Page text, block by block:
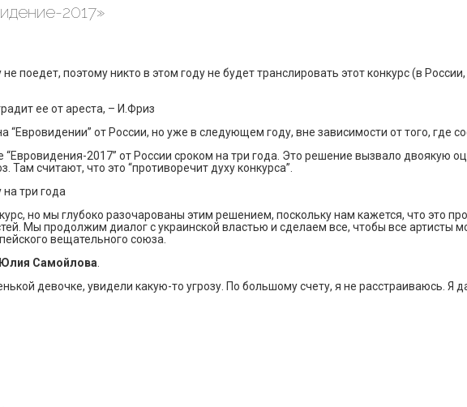
2017»
не поедет, поэтому никто в этом году не будет транслировать этот конкурс (в
ее от ареста, – И.Фриз
“Евровидении” от России, но уже в следующем году, вне зависимости от того, где
2017” от России сроком на три года. Это решение вызвало двоякую
считают, что это “противоречит духу конкурса”.
три года
но мы глубоко разочарованы этим решением, поскольку нам кажется, что это
Мы продолжим диалог с украинской властью и сделаем все, чтобы все артисты
вещательного союза.
Юлия Самойлова
девочке, увидели какую-то угрозу. По большому счету, я не расстраиваюсь.